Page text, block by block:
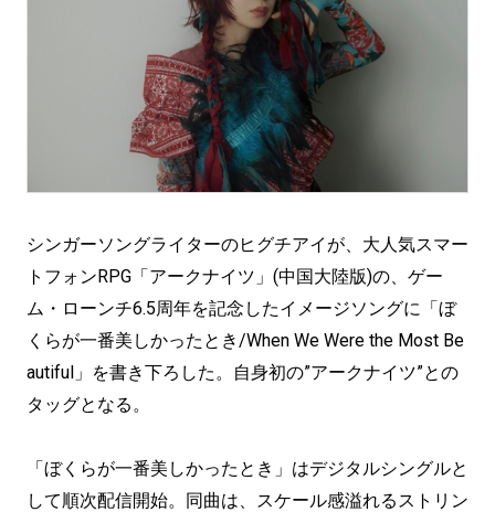
シンガーソングライターのヒグチアイが、大人気スマー
トフォンRPG「アークナイツ」(中国大陸版)の、ゲー
ム・ローンチ6.5周年を記念したイメージソングに「ぼ
くらが一番美しかったとき/When We Were the Most Be
autiful」を書き下ろした。自身初の”アークナイツ”との
タッグとなる。
「ぼくらが一番美しかったとき」はデジタルシングルと
して順次配信開始。同曲は、スケール感溢れるストリン